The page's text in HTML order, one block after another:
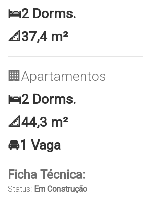
🛌2 Dorms.
📐37,4 m²
🏢Apartamentos
🛌2 Dorms.
📐44,3 m²
🚘1 Vaga
Ficha Técnica:
Status: Em Construção